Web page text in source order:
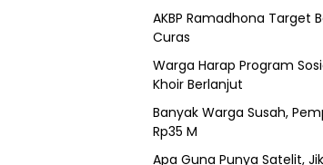
AKBP Ramadhona Target
Curas
Warga Harap Program
Khoir Berlanjut
Banyak Warga Susah,
Rp35 M
Apa Guna Punya Satelit,